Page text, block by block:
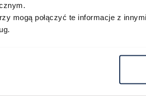
mogą połączyć te informacje z